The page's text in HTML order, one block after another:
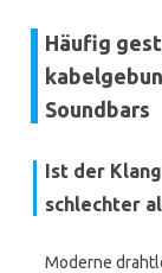
Häufig
Soundbars
Ist der
schlechter
Moderne